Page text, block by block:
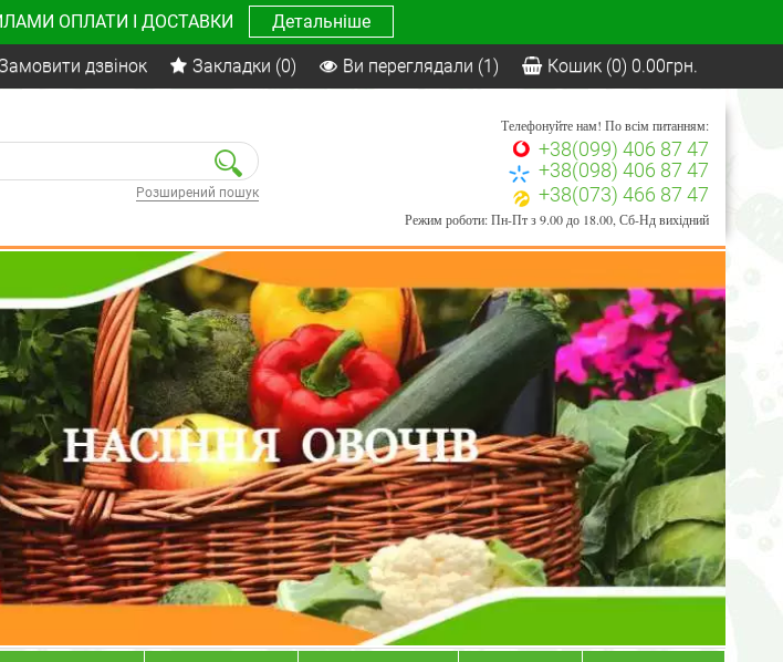
ОПЛАТИ І ДОСТАВКИ Детальніше
дзвінок Закладки (0) Ви переглядали (1) Кошик (0) 0.00грн.
Розширений пошук
Телефонуйте нам! По всім питанням:
+38(099) 406 87 47
+38(098) 406 87 47
+38(073) 466 87 47
Режим роботи: Пн-Пт з 9.00 до 18.00, Сб-Нд вихідний